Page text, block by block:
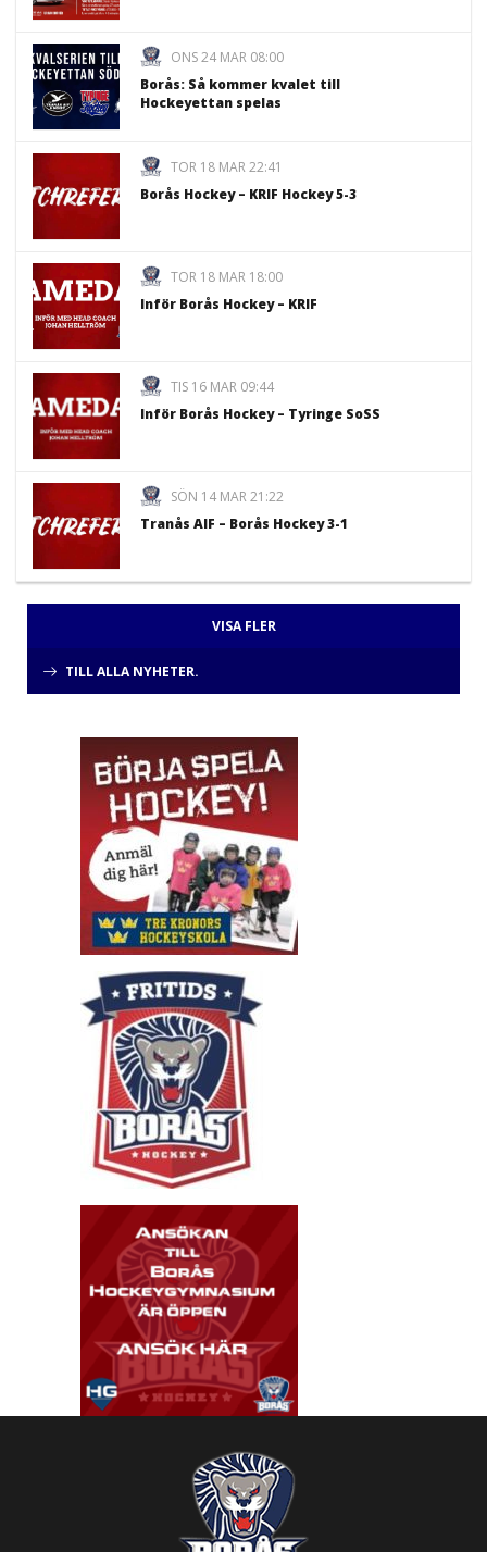
ONS 24 MAR 08:00
Borås: Så kommer kvalet till
Hockeyettan spelas
TOR 18 MAR 22:41
Borås Hockey – KRIF Hockey 5-3
TOR 18 MAR 18:00
Inför Borås Hockey – KRIF
TIS 16 MAR 09:44
Inför Borås Hockey – Tyringe SoSS
SÖN 14 MAR 21:22
Tranås AIF – Borås Hockey 3-1
VISA FLER
TILL ALLA NYHETER.